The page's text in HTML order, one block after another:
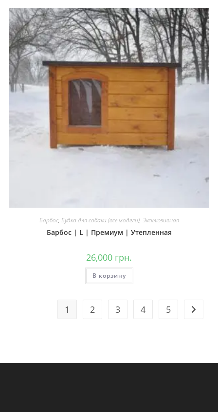
Барбос, Будка для собаки (все модели), Эксклюзивная
Барбос | L | Премиум | Утепленная
26,000 грн.
В корзину
1 2 3 4 5